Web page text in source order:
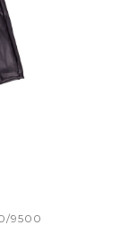
9500